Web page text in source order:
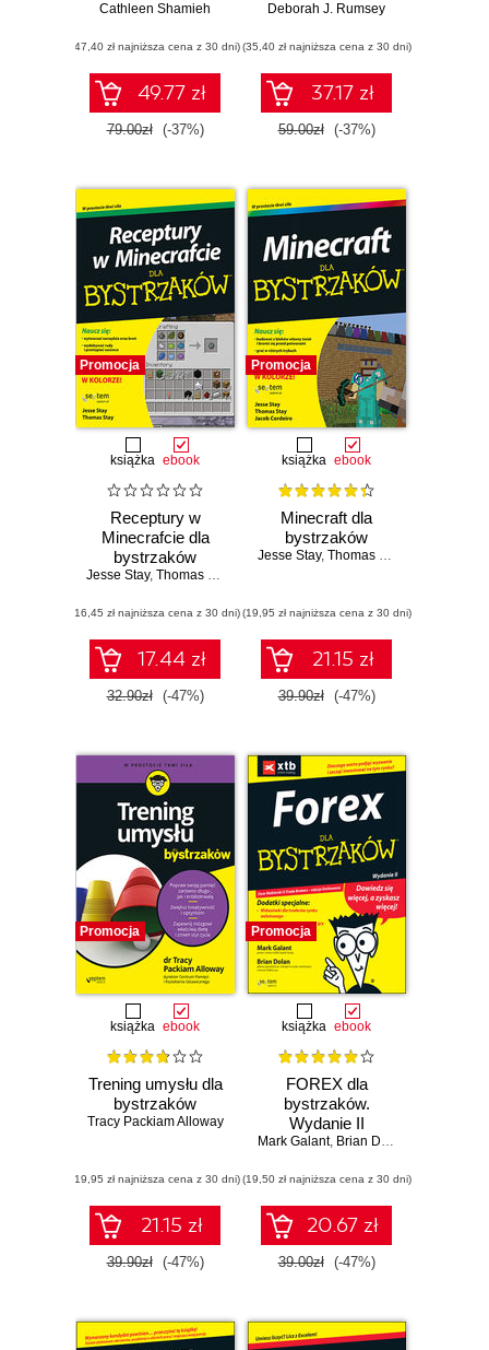
Cathleen Shamieh
(47,40 zł najniższa cena z 30 dni)
49.77 zł
79.00zł (-37%)
Deborah J. Rumsey
(35,40 zł najniższa cena z 30 dni)
37.17 zł
59.00zł (-37%)
Promocja
książka ebook
Receptury w
Minecrafcie dla
bystrzaków
Jesse Stay, Thomas Stay
(16,45 zł najniższa cena z 30 dni)
17.44 zł
32.90zł (-47%)
Promocja
książka ebook
Minecraft dla
bystrzaków
Jesse Stay, Thomas Stay
(19,95 zł najniższa cena z 30 dni)
21.15 zł
39.90zł (-47%)
Promocja
książka ebook
Trening umysłu dla
bystrzaków
Tracy Packiam Alloway
(19,95 zł najniższa cena z 30 dni)
21.15 zł
39.90zł (-47%)
Promocja
książka ebook
FOREX dla
bystrzaków.
Wydanie II
Mark Galant, Brian Dolan
(19,50 zł najniższa cena z 30 dni)
20.67 zł
39.00zł (-47%)